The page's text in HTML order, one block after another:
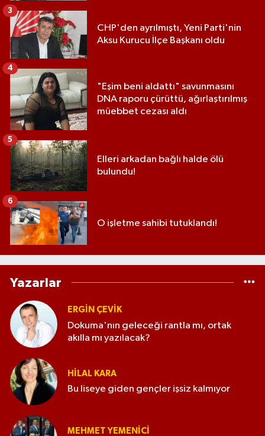
CHP'den ayrılmıştı, Yeni Parti'nin
Aksu Kurucu İlçe Başkanı oldu
3
"Eşim beni aldattı" savunmasını
DNA raporu çürüttü, ağırlaştırılmış
müebbet cezası aldı
4
Elleri arkadan bağlı halde ölü
bulundu!
5
O işletme sahibi tutuklandı!
6
Yazarlar
ERGIN ÇEVİK
Dokuma'nın geleceği rantla mı, ortak
akılla mı yazılacak?
HILAL KARA
Bu liseye giden gençler işsiz kalmıyor
MEHMET YEMENICI